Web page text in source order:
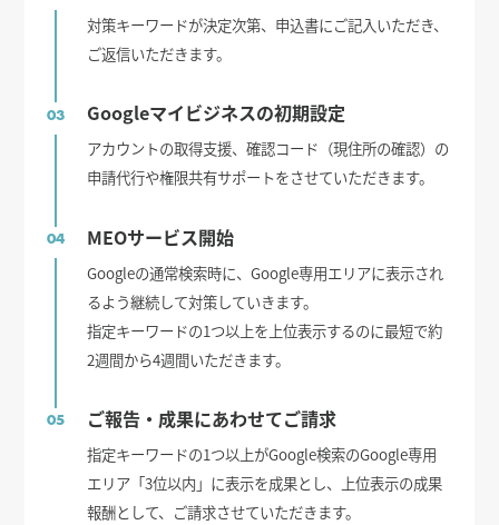
対策キーワードが決定次第、申込書にご記入いただき、
ご返信いただきます。
03 Googleマイビジネスの初期設定
アカウントの取得支援、確認コード（現住所の確認）の
申請代行や権限共有サポートをさせていただきます。
04 MEOサービス開始
Googleの通常検索時に、Google専用エリアに表示され
るよう継続して対策していきます。
指定キーワードの1つ以上を上位表示するのに最短で約
2週間から4週間いただきます。
05 ご報告・成果にあわせてご請求
指定キーワードの1つ以上がGoogle検索のGoogle専用
エリア「3位以内」に表示を成果とし、上位表示の成果
報酬として、ご請求させていただきます。